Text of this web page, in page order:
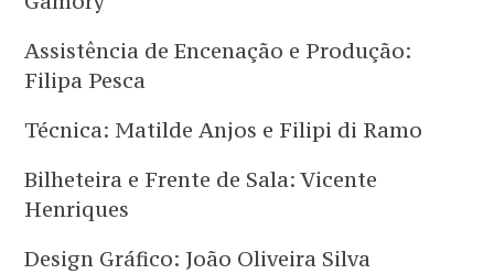
Assistência de Encenação e Produção:
Filipa Pesca
Técnica: Matilde Anjos e Filipi di Ramo
Bilheteira e Frente de Sala: Vicente
Henriques
Design Gráfico: João Oliveira Silva